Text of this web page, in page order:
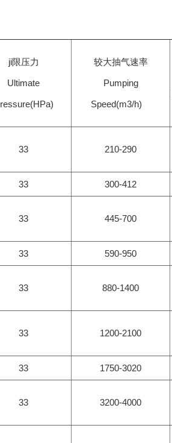
ji限压力
Ultimate
较大抽气速率
Pumping
Speed(m3/h)
33 210-290
33 300-412
33 445-700
33 590-950
33 880-1400
33 1200-2100
33 1750-3020
33 3200-4000